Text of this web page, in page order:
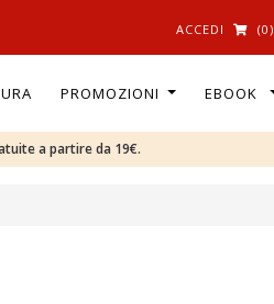
ACCEDI (0)
PROMOZIONI EBOOK
a partire da 19€.